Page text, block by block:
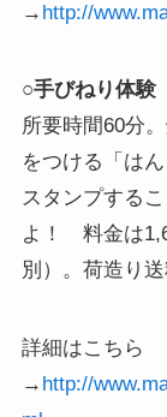
→ http://
○手びねり体験
所要時間60分
をつける「は
スタンプする
よ！ 料金は
別）。荷造り
詳細はこちら
→ http://